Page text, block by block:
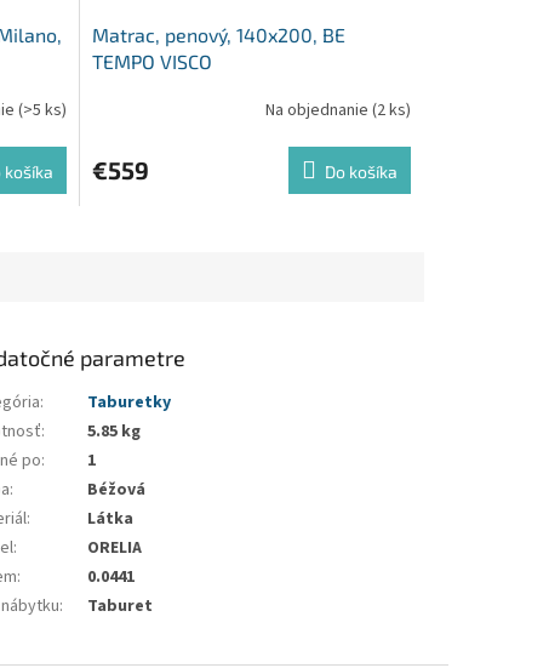
(>5 ks)
košíka
Matrac, penový, 140x200, BE
TEMPO VISCO
Na objednanie (2 ks)
€559 Do košíka
parametre
:
Taburetky
:
5.85 kg
po:
1
:
Béžová
:
Látka
:
ORELIA
:
0.0441
: Taburet